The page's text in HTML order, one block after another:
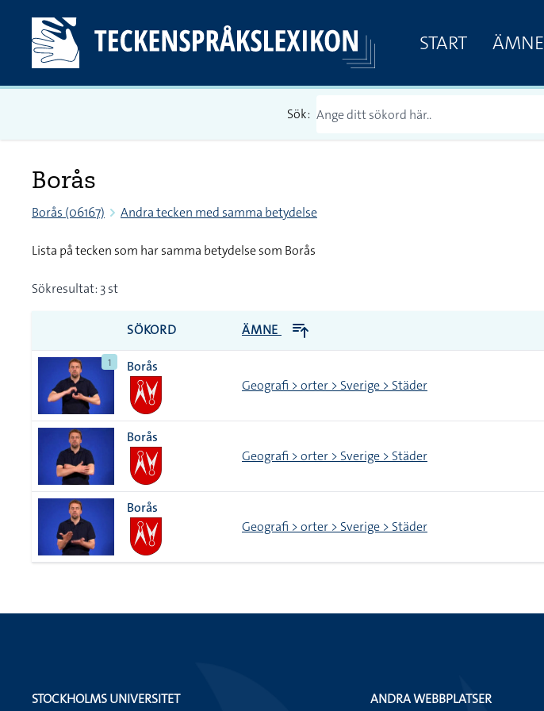
START ÄMNE
Sök:
Borås
Borås (06167) Andra tecken med samma betydelse
Lista på tecken som har samma betydelse som Borås
Sökresultat: 3 st
SÖKORD ÄMNE
1
Borås
Geografi > orter > Sverige > Städer
Borås
Geografi > orter > Sverige > Städer
Borås
Geografi > orter > Sverige > Städer
STOCKHOLMS UNIVERSITET
ANDRA WEBBPLATSER